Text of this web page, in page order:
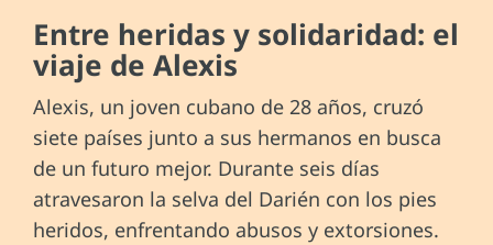
Entre heridas y solidaridad: el
viaje de Alexis
Alexis, un joven cubano de 28 años, cruzó
siete países junto a sus hermanos en busca
de un futuro mejor. Durante seis días
atravesaron la selva del Darién con los pies
heridos, enfrentando abusos y extorsiones.